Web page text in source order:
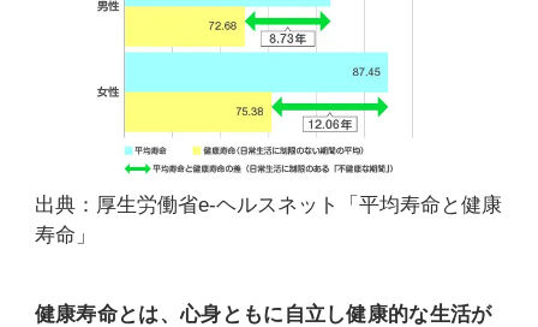
出典：厚生労働省e-ヘルスネット「平均寿命と健康
寿命」
健康寿命とは、心身ともに自立し健康的な生活が